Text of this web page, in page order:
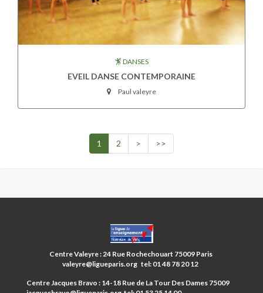
DANSES
EVEIL DANSE CONTEMPORAINE
Paul valeyre
1 2 > >>
CENTRES
PARIS
ANIM’
9ÈME
Centre Valeyre : 24 Rue Rochechouart 75009 Paris
valeyre@ligueparis.org tel: 01 48 78 20 12
Centre Jacques Bravo : 14-18 Rue de La Tour Des Dames 75009